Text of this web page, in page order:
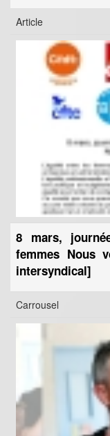
Article
8 mars,
femmes Nous
intersyndical]
Carrousel